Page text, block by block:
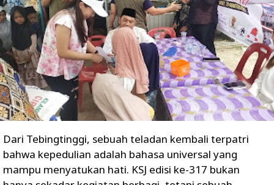
Dari Tebingtinggi, sebuah teladan kembali terpatri
bahwa kepedulian adalah bahasa universal yang
mampu menyatukan hati. KSJ edisi ke-317 bukan